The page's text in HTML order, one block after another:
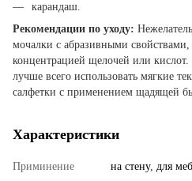
карандаш.
Рекомендации по уходу:
мочалки с абразивными
концентрацией щелочей или кислот.
лучше всего использовать мягкие
салфетки с применением щадящей
Характеристики
Приминение на стену, для